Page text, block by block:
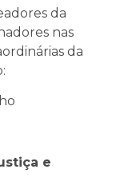
da
nas
da
e